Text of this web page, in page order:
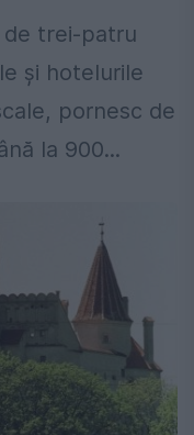
trei-patru
şi hotelurile
pornesc de
la 900...